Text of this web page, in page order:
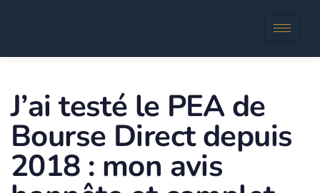
J’ai testé le PEA de
Bourse Direct depuis
2018 : mon avis